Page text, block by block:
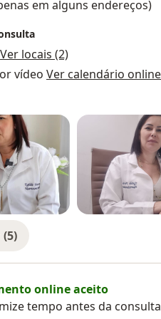
em alguns endereços)
Ver locais (2)
vídeo Ver calendário online
online aceito
tempo antes da